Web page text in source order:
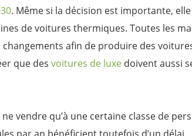
. Même si la décision est importante,
de voitures thermiques. Toutes les
afin de produire des
que des voitures de luxe doivent aussi
vendre qu’à une certaine classe de